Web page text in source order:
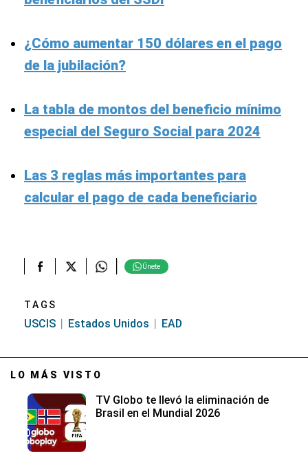
¿Cómo aumentar 150 dólares en el pago
de la jubilación?
La tabla de montos del beneficio mínimo
especial del Seguro Social para 2024
Las 3 reglas más importantes para
calcular el pago de cada beneficiario
Únete
TAGS
USCIS Estados Unidos EAD
LO MÁS VISTO
TV Globo te llevó la eliminación de
Brasil en el Mundial 2026